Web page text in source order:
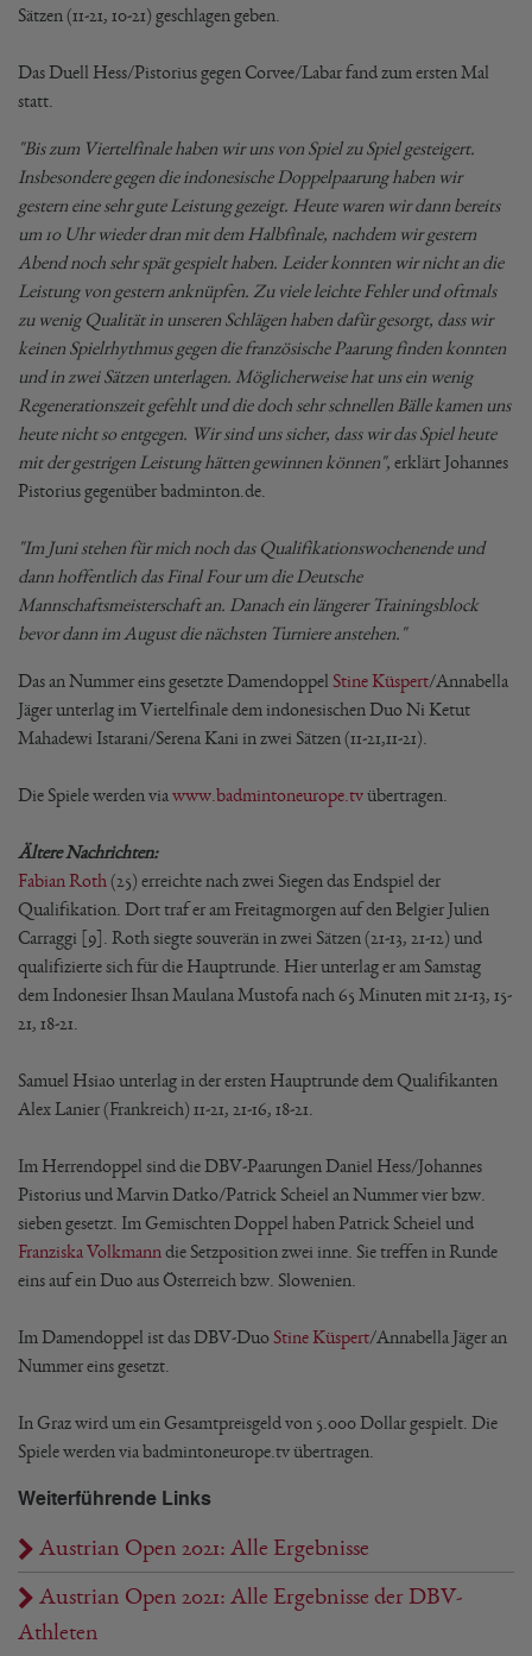
Sätzen (11-21, 10-21) geschlagen geben.
Das Duell Hess/Pistorius gegen Corvee/Labar fand zum ersten Mal
statt.
"Bis zum Viertelfinale haben wir uns von Spiel zu Spiel gesteigert.
Insbesondere gegen die indonesische Doppelpaarung haben wir
gestern eine sehr gute Leistung gezeigt. Heute waren wir dann bereits
um 10 Uhr wieder dran mit dem Halbfinale, nachdem wir gestern
Abend noch sehr spät gespielt haben. Leider konnten wir nicht an die
Leistung von gestern anknüpfen. Zu viele leichte Fehler und oftmals
zu wenig Qualität in unseren Schlägen haben dafür gesorgt, dass wir
keinen Spielrhythmus gegen die französische Paarung finden konnten
und in zwei Sätzen unterlagen. Möglicherweise hat uns ein wenig
Regenerationszeit gefehlt und die doch sehr schnellen Bälle kamen uns
heute nicht so entgegen. Wir sind uns sicher, dass wir das Spiel heute
mit der gestrigen Leistung hätten gewinnen können", erklärt Johannes
Pistorius gegenüber badminton.de.
"Im Juni stehen für mich noch das Qualifikationswochenende und
dann hoffentlich das Final Four um die Deutsche
Mannschaftsmeisterschaft an. Danach ein längerer Trainingsblock
bevor dann im August die nächsten Turniere anstehen."
Das an Nummer eins gesetzte Damendoppel Stine Küspert/Annabella
Jäger unterlag im Viertelfinale dem indonesischen Duo Ni Ketut
Mahadewi Istarani/Serena Kani in zwei Sätzen (11-21,11-21).
Die Spiele werden via www.badmintoneurope.tvübertragen.
Ältere Nachrichten:
Fabian Roth (25) erreichte nach zwei Siegen das Endspiel der
Qualifikation. Dort traf er am Freitagmorgen auf den Belgier Julien
Carraggi [9]. Roth siegte souverän in zwei Sätzen (21-13, 21-12) und
qualifizierte sich für die Hauptrunde. Hier unterlag er am Samstag
dem Indonesier Ihsan Maulana Mustofa nach 65 Minuten mit 21-13, 15-
21, 18-21.
Samuel Hsiao unterlag in der ersten Hauptrunde dem Qualifikanten
Alex Lanier (Frankreich) 11-21, 21-16, 18-21.
Im Herrendoppel sind die DBV-Paarungen Daniel Hess/Johannes
Pistorius und Marvin Datko/Patrick Scheiel an Nummer vier bzw.
sieben gesetzt. Im Gemischten Doppel haben Patrick Scheiel und
Franziska Volkmann die Setzposition zwei inne. Sie treffen in Runde
eins auf ein Duo aus Österreich bzw. Slowenien.
Im Damendoppel ist das DBV-DuoStine Küspert/Annabella Jäger an
Nummer eins gesetzt.
In Graz wird um ein Gesamtpreisgeld von 5.000 Dollar gespielt. Die
Spiele werden via badmintoneurope.tv übertragen.
Weiterführende Links
Austrian Open 2021: Alle Ergebnisse
Austrian Open 2021: Alle Ergebnisse der DBV-
Athleten